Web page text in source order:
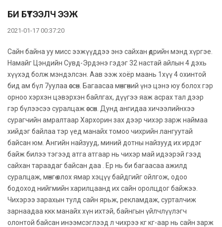
БИ БҮТЭЭЛЧ ЭЭЖ
2021-01-17 00:37:20
Сайн байна уу мисс ээжүүддээ энэ сайхан өдрийн мэнд хүргэе.
Намайг Цэндийн Сувд-Эрдэнэ гэдэг 32 настай айлын 4 дэхь
хүүхэд болж мэндэлсэн. Аав ээж хоёр маань 1хүү 4 охинтой
бид ам бүл 7уулаа өссөн. Багаасаа мөнгөний үнэ цэнэ юу болох гэр
орноо хэрхэн цэвэрхэн байлгах, дүүгээ яаж асрах тал дээр
гэр бүлээсээ суралцаж өссөн. Дунд ангидаа хичээлийнхээ
сурагчийн амралтаар Хархорин зах дээр чихэр зарж наймаа
хийдэг байлаа тэр үед манайх томоо чихрийн лангуутай
байсан юм. Ангийн найзууд, миний дотны найзууд их ирдэг
байж билээ тэгээд атга атгаар нь чихэр май идээрэй гээд
сайхан тараадаг байсан даа . Ер нь би багаасаа ажилд
суралцаж, мөнгө олох ямар хэцүү байдгийг ойлгож, одоо
бодоход нийгмийн харилцаанд их сайн оролцдог байжээ.
Чихэрээ зарахын тулд сайн ярьж, рекламдаж, сурталчиж
зарнаадаа ккк манайх хүн ихтэй, байнгын үйлчлүүлэгч
олонтой байсан инээмсэглээд л чихрээ кг кг-аар нь сайн зарж